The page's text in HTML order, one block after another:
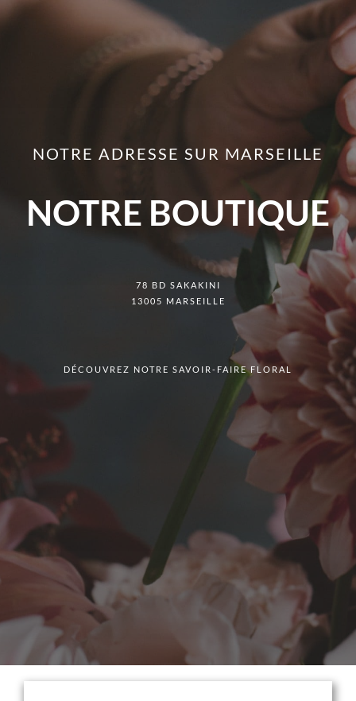
NOTRE ADRESSE SUR MARSEILLE
NOTRE BOUTIQUE
78 BD SAKAKINI
13005 MARSEILLE
DÉCOUVREZ NOTRE SAVOIR-FAIRE FLORAL